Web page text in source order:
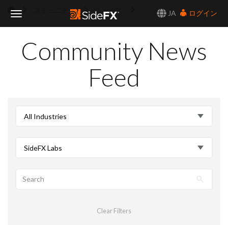
JA
ログイン
Navigation
コミュニティ ニュース
Community News
Feed
All Industries
SideFX Labs
Clear Filters